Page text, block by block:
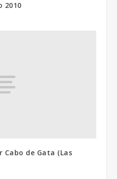
2010
Cabo de Gata (Las